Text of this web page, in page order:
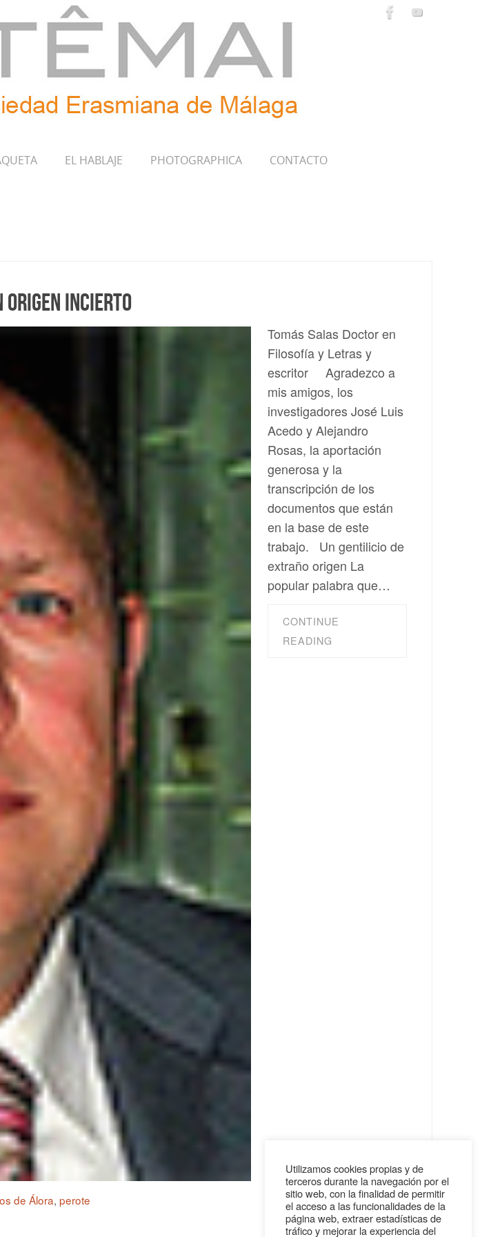
EL HABLAJE PHOTOGRAPHICA CONTACTO
origen incierto
Tomás Salas Doctor en
Filosofía y Letras y
escritor Agradezco a
mis amigos, los
investigadores José Luis
Acedo y Alejandro
Rosas, la aportación
generosa y la
transcripción de los
documentos que están
en la base de este
trabajo. Un gentilicio de
extraño origen La
popular palabra que…
CONTINUE
READING
de Álora, perote
Utilizamos cookies propias y de
terceros durante la navegación por el
sitio web, con la finalidad de permitir
el acceso a las funcionalidades de la
página web, extraer estadísticas de
tráfico y mejorar la experiencia del